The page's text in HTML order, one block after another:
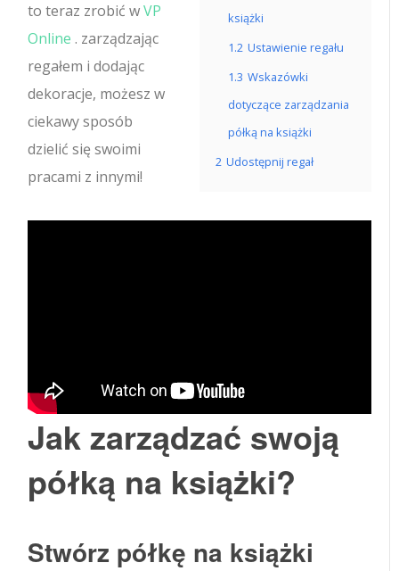
książki
1.2 Ustawienie regału
1.3 Wskazówki
dotyczące zarządzania
półką na książki
2 Udostępnij regał
to teraz zrobić wVP
Online . zarządzając
regałem i dodając
dekoracje, możesz w
ciekawy sposób
dzielić się swoimi
pracami z innymi!
Jak zarządzać swoją
półką na książki?
Stwórz półkę na książki